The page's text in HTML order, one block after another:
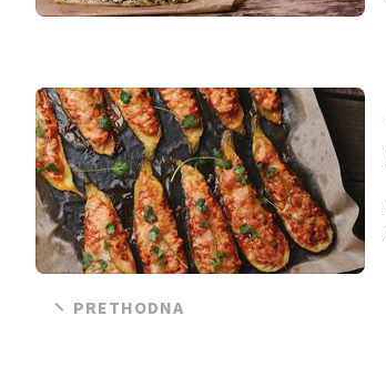
PRETHODNA